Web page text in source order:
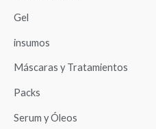
o
Gel
insumos
Máscaras y Tratamientos
Packs
Serum y Óleos